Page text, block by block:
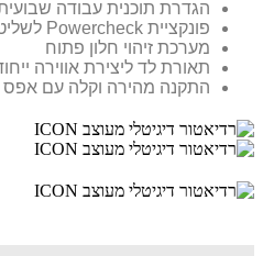
הגדרת תוכנית עבודה שבועית עם 3 תוכניות
פונקציית Powercheck לשליטה בצריכת האנרגיה
מערכת זיהוי חלון פתוח
תאורת לד ליצירת אווירה
התקנה מהירה וקלה עם אפס